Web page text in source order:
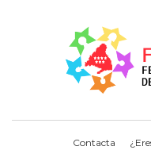
Contacta